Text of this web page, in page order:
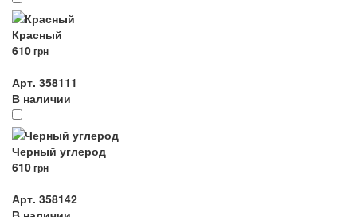
Красный
610грн
Арт. 358111
В наличии
Черный углерод
610грн
Арт. 358142